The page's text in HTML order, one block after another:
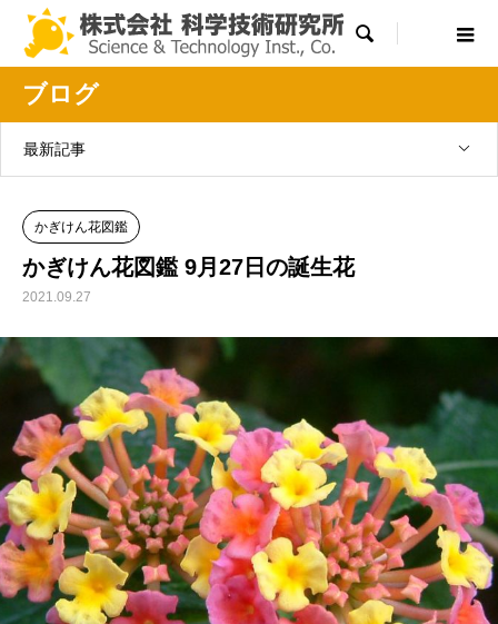

ブログ
最新記事
かぎけん花図鑑
かぎけん花図鑑 9月27日の誕生花
2021.09.27